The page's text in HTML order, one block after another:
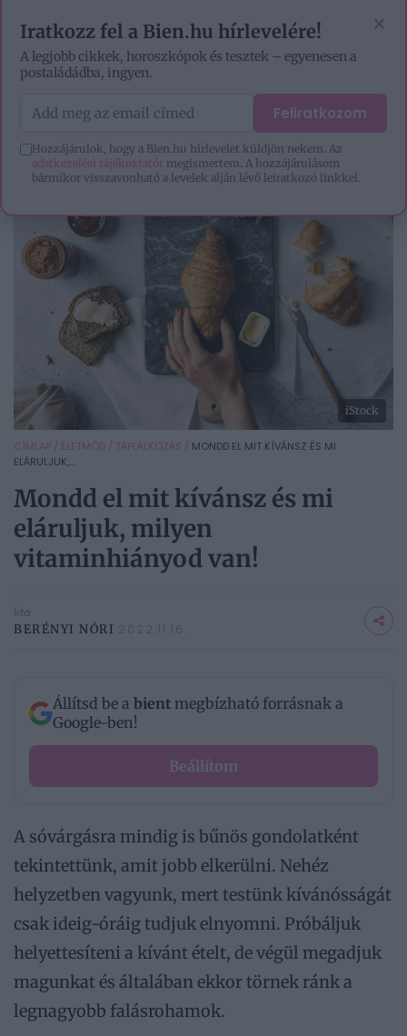
iStock
CÍMLAP / ÉLETMÓD / TÁPLÁLKOZÁS / MONDD EL MIT KÍVÁNSZ ÉS MI
ELÁRULJUK,...
Mondd el mit kívánsz és mi
eláruljuk, milyen
vitaminhiányod van!
Írta
BERÉNYI NÓRI 2022.11.16.
Állítsd be a bient megbízható forrásnak a
Google-ben!
Beállítom
A sóvárgásra mindig is bűnös gondolatként
tekintettünk, amit jobb elkerülni. Nehéz
helyzetben vagyunk, mert testünk kívánósságát
csak ideig-óráig tudjuk elnyomni. Próbáljuk
helyettesíteni a kívánt ételt, de végül megadjuk
magunkat és általában ekkor törnek ránk a
legnagyobb falásrohamok.
×
Iratkozz fel a Bien.hu hírlevelére!
A legjobb cikkek, horoszkópok és tesztek – egyenesen a
postaládádba, ingyen.
Feliratkozom
Hozzájárulok, hogy a Bien.hu hírlevelet küldjön nekem. Az
adatkezelési tájékoztatót megismertem. A hozzájárulásom
bármikor visszavonható a levelek alján lévő leiratkozó linkkel.